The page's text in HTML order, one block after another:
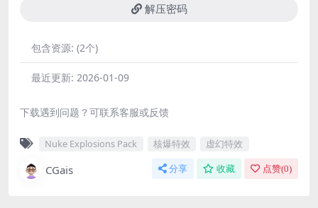
解压密码
包含资源: (2个)
最近更新: 2026-01-09
下载遇到问题？可联系客服或反馈
Nuke Explosions Pack 核爆特效 虚幻特效
CGais 分享 收藏 点赞(0)